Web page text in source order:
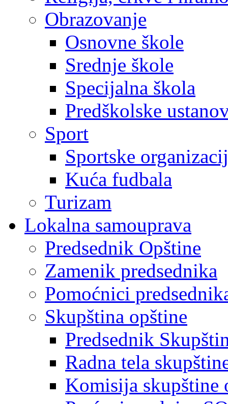
Obrazovanje
Osnovne škole
Srednje škole
Specijalna škola
Predškolske
Sport
Sportske
Kuća fudbala
Turizam
Lokalna samouprava
Predsednik Opštine
Zamenik predsednika
Pomoćnici
Skupština opštine
Predsednik
Radna tela
Komisija skupštine